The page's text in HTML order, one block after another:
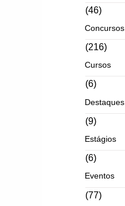
(46)
Concursos
(216)
Cursos
(6)
Destaques
(9)
Estágios
(6)
Eventos
(77)